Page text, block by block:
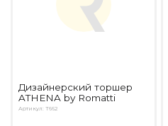
Дизайнерский торшер
ATHENA by Romatti
Артикул: T662